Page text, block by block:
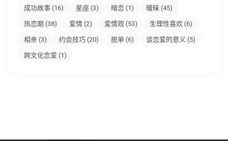
成功故事 (16) 星座 (3) 暗恋 (1) 暧昧 (45)
热恋期 (38) 爱情 (2) 爱情观 (53) 生理性喜欢 (6)
相亲 (3) 约会技巧 (20) 脱单 (6) 谈恋爱的意义 (5)
跨文化恋爱 (1)